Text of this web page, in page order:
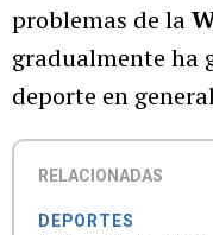
problemas de la
gradualmente ha
deporte en
RELACIONADAS
DEPORTES